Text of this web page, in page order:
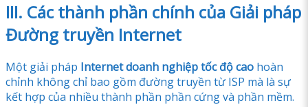
III. Các thành phần chính của Giải pháp
Đường truyền Internet
Một giải pháp Internet doanh nghiệp tốc độ cao hoàn
chỉnh không chỉ bao gồm đường truyền từ ISP mà là sự
kết hợp của nhiều thành phần phần cứng và phần mềm.